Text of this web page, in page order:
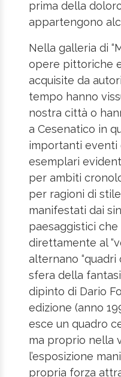
prima della
appartengono
Nella galleria di
opere pittoriche
acquisite da
tempo hanno
nostra città o
a Cesenatico in
importanti eventi
esemplari
per ambiti
per ragioni di
manifestati dai
paesaggistici che
direttamente al
alternano “quadri
sfera della
dipinto di Dario
edizione (anno
esce un quadro
ma proprio nella
l’esposizione
propria forza